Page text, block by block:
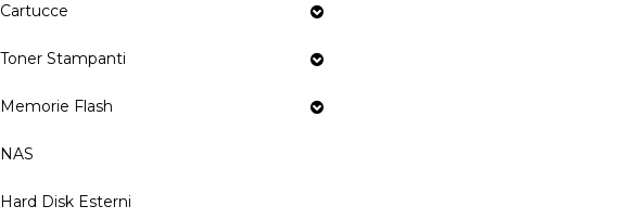
Cartucce
Toner Stampanti
Memorie Flash
NAS
Hard Disk Esterni